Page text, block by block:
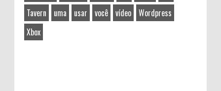
Tavern
uma usar você vídeo
Wordpress
Xbox